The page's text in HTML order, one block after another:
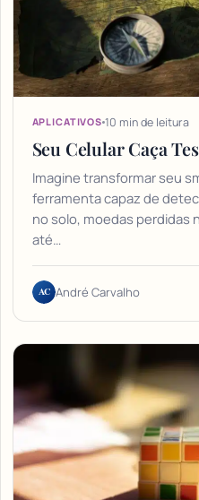
APLICATIVOS 10 min de leitura
Seu Celular Caça
Imagine transformar seu
ferramenta capaz de
no solo, moedas perdidas
até…
AC André Carvalho